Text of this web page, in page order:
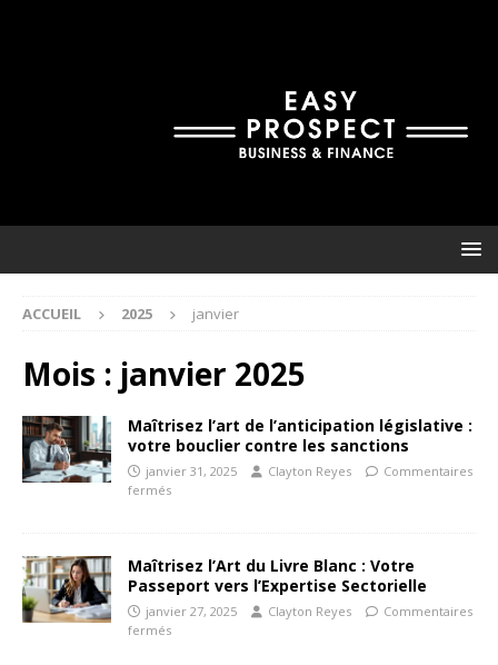
ACCUEIL 2025 janvier
Mois : janvier 2025
Maîtrisez l’art de l’anticipation législative :
votre bouclier contre les sanctions
janvier 31, 2025 Clayton Reyes
Commentaires
fermés
Maîtrisez l’Art du Livre Blanc : Votre
Passeport vers l’Expertise Sectorielle
janvier 27, 2025 Clayton Reyes
Commentaires
fermés